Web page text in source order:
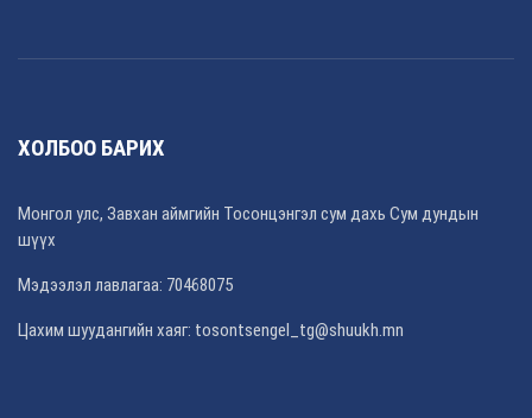
ХОЛБОО БАРИХ
Монгол улс, Завхан аймгийн Тосонцэнгэл сум дахь Сум дундын
шүүх
Мэдээлэл лавлагаа: 70468075
Цахим шуудангийн хаяг: tosontsengel_tg@shuukh.mn